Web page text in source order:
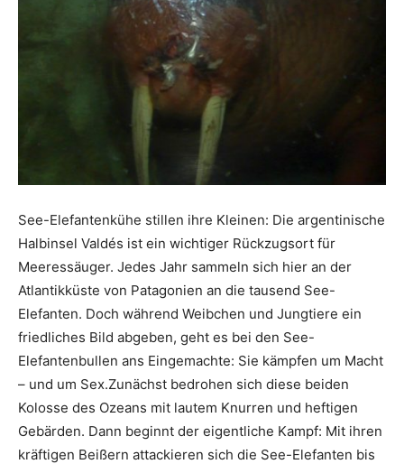
Reiseempfehlungen.
See-Elefantenkühe stillen ihre Kleinen: Die argentinische
Halbinsel Valdés ist ein wichtiger Rückzugsort für
Meeressäuger. Jedes Jahr sammeln sich hier an der
Atlantikküste von Patagonien an die tausend See-
Elefanten. Doch während Weibchen und Jungtiere ein
friedliches Bild abgeben, geht es bei den See-
Elefantenbullen ans Eingemachte: Sie kämpfen um Macht
– und um Sex.Zunächst bedrohen sich diese beiden
Kolosse des Ozeans mit lautem Knurren und heftigen
Gebärden. Dann beginnt der eigentliche Kampf: Mit ihren
kräftigen Beißern attackieren sich die See-Elefanten bis